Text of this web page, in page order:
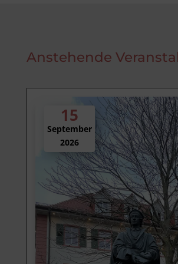
Anstehende
15
September
2026